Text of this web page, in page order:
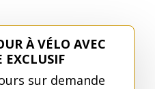
À VÉLO AVEC
EXCLUSIF
sur demande